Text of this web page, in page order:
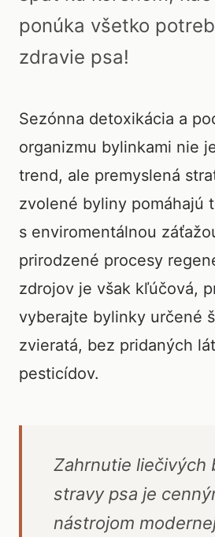
ponúka všetko
zdravie psa!
Sezónna detoxikácia a
organizmu bylinkami nie
trend, ale premyslená
zvolené byliny pomáhajú
s enviromentálnou
prirodzené procesy
zdrojov je však kľúčová,
vyberajte bylinky určené
zvieratá, bez pridaných
pesticídov.
Zahrnutie liečivých
stravy psa je
nástrojom